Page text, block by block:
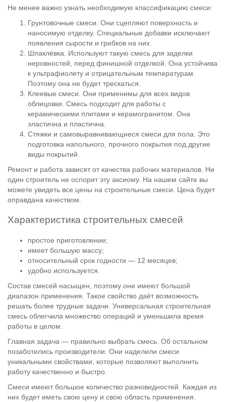
Не менее важно узнать необходимую классификацию смеси:
Грунтовочные смеси. Они сцепляют поверхность и
наносимую отделку. Специальные добавки исключают
появления сырости и грибков на них.
Шпаклёвка. Используют такую смесь для заделки
неровностей, перед финишной отделкой. Она устойчива
к ультрафиолету и отрицательным температурам.
Поэтому она не будет трескаться.
Клеевые смеси. Они применимы для всех видов
облицовки. Смесь подходит для работы с
керамическими плитами и керамогранитом. Она
эластична и пластична.
Стяжки и самовыравнивающиеся смеси для пола. Это
подготовка напольного, прочного покрытия под другие
виды покрытий.
Ремонт и работа зависят от качества рабочих материалов. Ни
один строитель не оспорит эту аксиому. На нашем сайте вы
можете увидеть все цены на строительные смеси. Цена будет
оправдана качеством.
Характеристика строительных смесей
простое приготовление;
имеет большую массу;
относительный срок годности — 12 месяцев;
удобно используется.
Состав смесей насыщен, поэтому они имеют большой
диапазон применения. Такое свойство даёт возможность
решать более трудные задачи. Универсальная строительная
смесь облегчила множество операций и уменьшила время
работы в целом.
Главная задача — правильно выбрать смесь. Об остальном
позаботились производители. Они наделили смеси
уникальными свойствами, которые позволяют выполнить
работу качественно и быстро.
Смеси имеют большое количество разновидностей. Каждая из
них будет иметь свою цену и свою область применения.